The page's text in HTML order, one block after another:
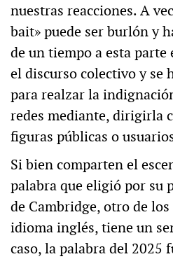
nuestras reacciones. A
bait» puede ser burlón y
de un tiempo a esta
el discurso colectivo y se
para realzar la
redes mediante, dirigirla
figuras públicas o
Si bien comparten el
palabra que eligió por su
de Cambridge, otro de
idioma inglés, tiene un
caso, la palabra del 2025